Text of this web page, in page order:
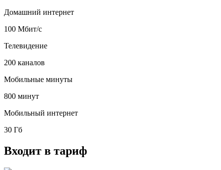
Домашний интернет
100 Мбит/с
Телевидение
200 каналов
Мобильные минуты
800 минут
Мобильный интернет
30 Гб
Входит в тариф